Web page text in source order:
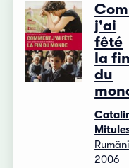
j'ai
fêté
la fin
du
2006